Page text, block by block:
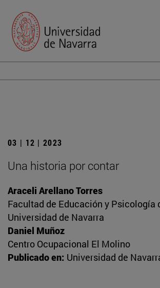
03 | 12 | 2023
Una historia por contar
Araceli Arellano Torres
Facultad de Educación y Psicología
Universidad de Navarra
Daniel Muñoz
Centro Ocupacional El Molino
Publicado en: Universidad de